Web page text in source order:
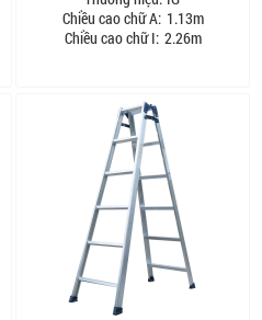
Chiều cao chữ A: 1.13m
Chiều cao chữ I: 2.26m